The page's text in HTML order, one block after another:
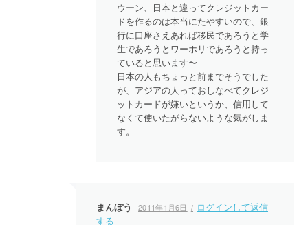
ウーン、日本と違ってクレジットカー
ドを作るのは本当にたやすいので、銀
行に口座さえあれば移民であろうと学
生であろうとワーホリであろうと持っ
ていると思います〜
日本の人もちょっと前までそうでした
が、アジアの人っておしなべてクレジ
ットカードが嫌いというか、信用して
なくて使いたがらないような気がしま
す。
まんぼう 2011年1月6日
ログインして返信
する